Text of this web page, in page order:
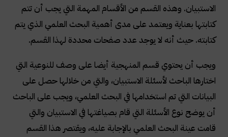
الاستبيان. وهذه القسم من الأقسام المهمة التي يجب أن تتم
كتابتها بعناية ويعتمد على مدى أهمية البحث العلمي الذي يتم
كتابته. حيث أنه لا يوجد عدد صفحات محددة لهذا القسم.
ويجب أن يحتوي قسم المنهجية أيضا على وصف للنوعية التي
اختارها الباحث لأسئلة الاستبيان، والتي من خلالها حصل على
البيانات التي تم استخدامها في البحث العلمي، ويجب على الباحث
أن يوضح نوع الأسئلة التي قام بصياغتها في الاستبيان والتي
قامت عينة البحث العلمي بالإجابة عليه، ويقتصر هذا القسم